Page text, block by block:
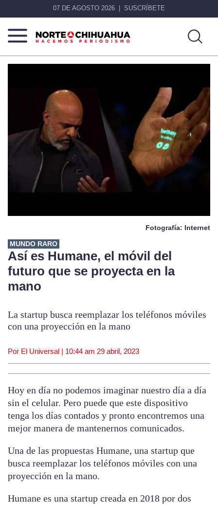
07 DE AGOSTO 2026 SUSCRÍBETE
Norte
Más
hacemos periodismo
Fotografía: Internet
MUNDO RARO
Así es Humane, el móvil del
futuro que se proyecta en la
mano
La startup busca reemplazar los teléfonos móviles
con una proyección en la mano
Por El Universal | 10:44 am 29 abril, 2023
Hoy en día no podemos imaginar nuestro día a día
sin el celular. Pero puede que este dispositivo
tenga los días contados y pronto encontremos una
mejor manera de mantenernos comunicados.
Una de las propuestas Humane, una startup que
busca reemplazar los teléfonos móviles con una
proyección en la mano.
Humane es una startup creada en 2018 por dos